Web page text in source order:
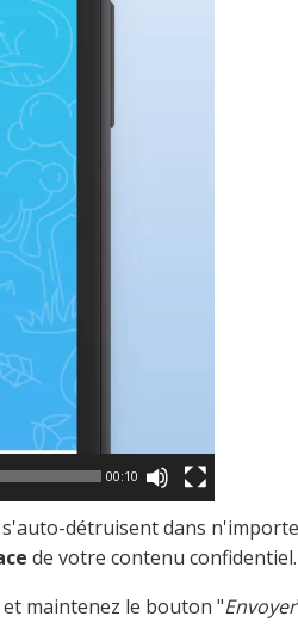
00:10
détruisent dans
de votre contenu confidentiel.
et maintenez le bouton "Envoyer